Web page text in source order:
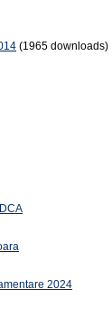
(1965 downloads)
2024